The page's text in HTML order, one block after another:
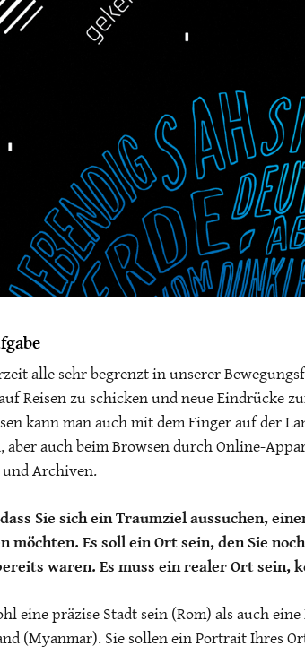
alle sehr begrenzt in unserer
Reisen zu schicken und neue Eindrücke
kann man auch mit dem Finger auf der
aber auch beim Browsen durch Online-
Archiven.
Sie sich ein Traumziel aussuchen,
möchten. Es soll ein Ort sein, den Sie
waren. Es muss ein realer Ort sein,
eine präzise Stadt sein (Rom) als auch
(Myanmar). Sie sollen ein Portrait Ihres